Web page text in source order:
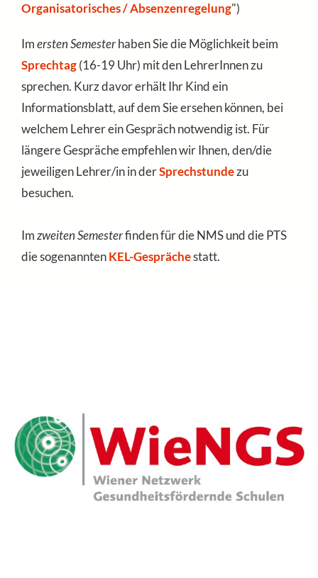
Organisatorisches / Absenzenregelung")
Imersten Semesterhaben Sie die Möglichkeit beim
Sprechtag(16-19 Uhr) mit den LehrerInnen zu
sprechen. Kurz davor erhält Ihr Kind ein
Informationsblatt, auf dem Sie ersehen können, bei
welchem Lehrer ein Gespräch notwendig ist. Für
längere Gespräche empfehlen wir Ihnen, den/die
jeweiligen Lehrer/in in derSprechstundezu
besuchen.
Imzweiten Semesterfinden für die NMS und die PTS
die sogenanntenKEL-Gesprächestatt.